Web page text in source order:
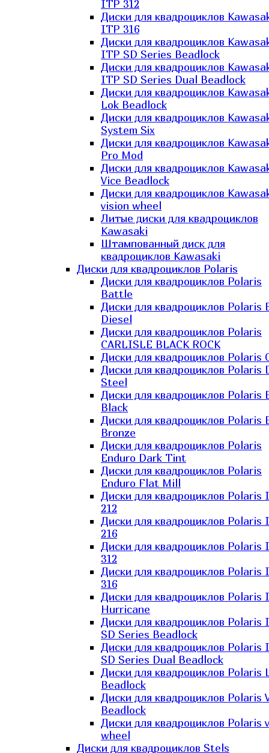
ITP 312
Диски для квадроциклов
ITP 316
Диски для квадроциклов
ITP SD Series Beadlock
Диски для квадроциклов
ITP SD Series Dual Beadlock
Диски для квадроциклов
Lok Beadlock
Диски для квадроциклов
System Six
Диски для квадроциклов
Pro Mod
Диски для квадроциклов
Vice Beadlock
Диски для квадроциклов
vision wheel
Литые диски для квадроциклов
Kawasaki​
Штампованный диск для
квадроциклов Kawasaki​
Диски для квадроциклов Polaris
Диски для квадроциклов Polaris
Battle
Диски для квадроциклов Polaris
Diesel
Диски для квадроциклов Polaris
CARLISLE BLACK ROCK
Диски для квадроциклов Polaris
Диски для квадроциклов Polaris
Steel
Диски для квадроциклов Polaris
Black
Диски для квадроциклов Polaris
Bronze
Диски для квадроциклов Polaris
Enduro Dark Tint
Диски для квадроциклов Polaris
Enduro Flat Mill
Диски для квадроциклов Polaris
212
Диски для квадроциклов Polaris
216
Диски для квадроциклов Polaris
312
Диски для квадроциклов Polaris
316
Диски для квадроциклов Polaris
Hurricane
Диски для квадроциклов Polaris
SD Series Beadlock
Диски для квадроциклов Polaris
SD Series Dual Beadlock
Диски для квадроциклов Polaris
Beadlock
Диски для квадроциклов Polaris
Beadlock
Диски для квадроциклов Polaris
wheel
Диски для квадроциклов Stels